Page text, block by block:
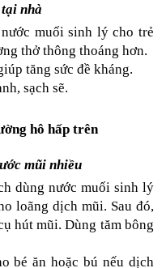
nhà
muối sinh lý cho trẻ
thở thông thoáng hơn.
tăng sức đề kháng.
sạch sẽ.
hô hấp trên
mũi nhiều
dùng nước muối sinh lý
loãng dịch mũi. Sau đó,
hút mũi. Dùng tăm bông
bé ăn hoặc bú nếu dịch